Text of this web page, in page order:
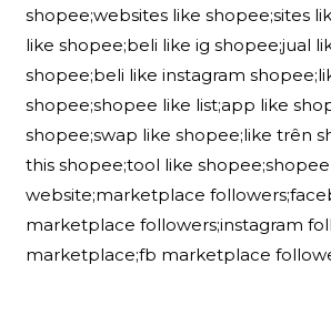
shopee;websites like shopee;sites
like shopee;beli like ig shopee;jual
shopee;beli like instagram
shopee;shopee like list;app like
shopee;swap like shopee;like trên
this shopee;tool like
website;marketplace
marketplace followers;instagram
marketplace;fb marketplace